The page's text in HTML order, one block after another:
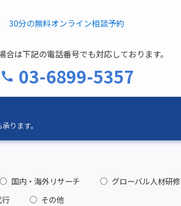
30分の無料オンライン相談予約
合は下記の電話番号でも対応しております。
03-6899-5357
ります。
国内・海外リサーチ
グローバル人材研修
行 その他